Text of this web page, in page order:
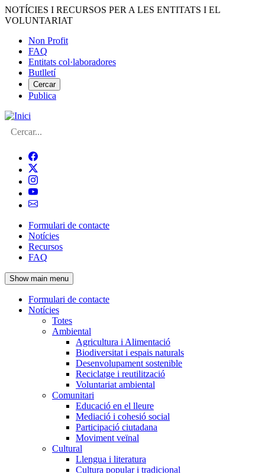
Vés
al
NOTÍCIES I RECURSOS PER A LES ENTITATS I EL
VOLUNTARIAT
Menú
del
compte
d'usuari
Non Profit
FAQ
Entitats col·laboradores
Butlletí
Cercar
Publica
Cerca
Navegació
principal
de
l'encapçalament
Formulari de contacte
Notícies
Recursos
FAQ
Show main menu
Navegació
principal
Formulari de contacte
Notícies
Totes
Ambiental
Agricultura i Alimentació
Biodiversitat i espais naturals
Desenvolupament sostenible
Reciclatge i reutilització
Voluntariat ambiental
Comunitari
Educació en el lleure
Mediació i cohesió social
Participació ciutadana
Moviment veïnal
Cultural
Llengua i literatura
Cultura popular i tradicional